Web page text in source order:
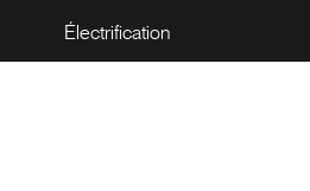
Électrification